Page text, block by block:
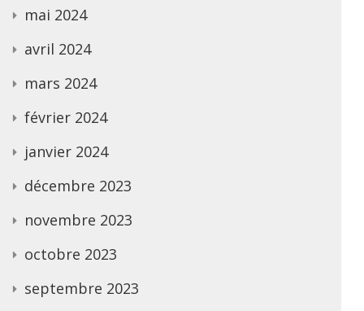
mai 2024
avril 2024
mars 2024
février 2024
janvier 2024
décembre 2023
novembre 2023
octobre 2023
septembre 2023